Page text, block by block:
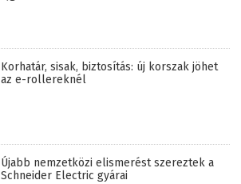
Korhatár, sisak, biztosítás: új korszak jöhet
az e-rollereknél
Újabb nemzetközi elismerést szereztek a
Schneider Electric gyárai